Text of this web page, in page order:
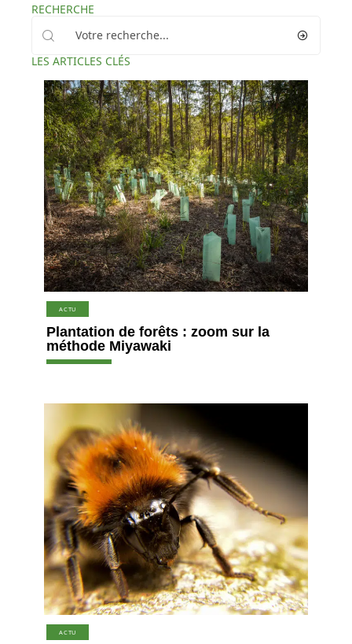
RECHERCHE
LES ARTICLES CLÉS
ACTU
Plantation de forêts : zoom sur la
méthode Miyawaki
ACTU